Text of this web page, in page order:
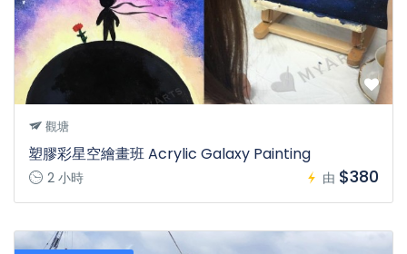
觀塘
塑膠彩星空繪畫班 Acrylic Galaxy Painting
2 小時 由 $380